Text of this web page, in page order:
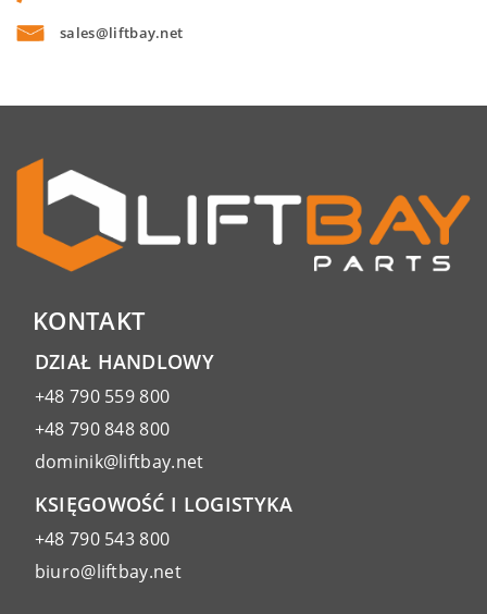
sales@liftbay.net
KONTAKT
DZIAŁ HANDLOWY
+48 790 559 800
+48 790 848 800
dominik@liftbay.net
KSIĘGOWOŚĆ I LOGISTYKA
+48 790 543 800
biuro@liftbay.net